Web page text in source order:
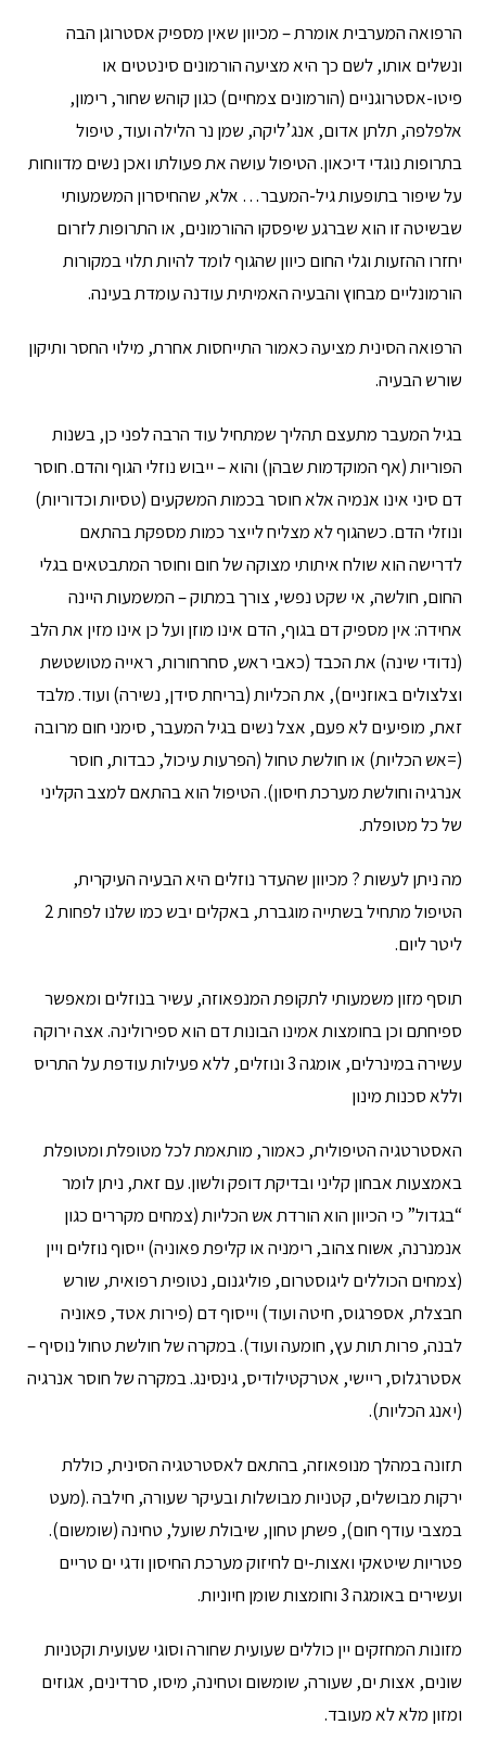
הרפואה המערבית אומרת – מכיוון שאין מספיק אסטרוגן הבה
ונשלים אותו, לשם כך היא מציעה הורמונים סינטטים או
פיטו-אסטרוגניים (הורמונים צמחיים) כגון קוהש שחור, רימון,
אלפלפה, תלתן אדום, אנג’ליקה, שמן נר הלילה ועוד, טיפול
בתרופות נוגדי דיכאון. הטיפול עושה את פעולתו ואכן נשים מדווחות
על שיפור בתופעות גיל-המעבר… אלא, שהחיסרון המשמעותי
שבשיטה זו הוא שברגע שיפסקו ההורמונים, או התרופות לזרום
יחזרו ההזעות וגלי החום כיוון שהגוף לומד להיות תלוי במקורות
הורמונליים מבחוץ והבעיה האמיתית עודנה עומדת בעינה.
הרפואה הסינית מציעה כאמור התייחסות אחרת, מילוי החסר ותיקון
שורש הבעיה.
בגיל המעבר מתעצם תהליך שמתחיל עוד הרבה לפני כן, בשנות
הפוריות (אף המוקדמות שבהן) והוא – ייבוש נוזלי הגוף והדם. חוסר
דם סיני אינו אנמיה אלא חוסר בכמות המשקעים (טסיות וכדוריות)
ונוזלי הדם. כשהגוף לא מצליח לייצר כמות מספקת בהתאם
לדרישה הוא שולח איתותי מצוקה של חום וחוסר המתבטאים בגלי
החום, חולשה, אי שקט נפשי, צורך במתוק – המשמעות היינה
אחידה: אין מספיק דם בגוף, הדם אינו מוזן ועל כן אינו מזין את הלב
(נדודי שינה) את הכבד (כאבי ראש, סחרחורות, ראייה מטושטשת
וצלצולים באוזניים), את הכליות (בריחת סידן, נשירה) ועוד. מלבד
זאת, מופיעים לא פעם, אצל נשים בגיל המעבר, סימני חום מרובה
(=אש הכליות) או חולשת טחול (הפרעות עיכול, כבדות, חוסר
אנרגיה וחולשת מערכת חיסון). הטיפול הוא בהתאם למצב הקליני
של כל מטופלת.
מה ניתן לעשות ? מכיוון שהעדר נוזלים היא הבעיה העיקרית,
הטיפול מתחיל בשתייה מוגברת, באקלים יבש כמו שלנו לפחות 2
ליטר ליום.
תוסף מזון משמעותי לתקופת המנפאוזה, עשיר בנוזלים ומאפשר
ספיחתם וכן בחומצות אמינו הבונות דם הוא ספירולינה. אצה ירוקה
עשירה במינרלים, אומגה 3 ונוזלים, ללא פעילות עודפת על התריס
וללא סכנות מינון
האסטרטגיה הטיפולית, כאמור, מותאמת לכל מטופלת ומטופלת
באמצעות אבחון קליני ובדיקת דופק ולשון. עם זאת, ניתן לומר
“בגדול” כי הכיוון הוא הורדת אש הכליות (צמחים מקררים כגון
אנמנרנה, אשוח צהוב, רימניה או קליפת פאוניה) ייסוף נוזלים ויין
(צמחים הכוללים ליגוסטרום, פוליגנום, נטופית רפואית, שורש
חבצלת, אספרגוס, חיטה ועוד) וייסוף דם (פירות אטד, פאוניה
לבנה, פרות תות עץ, חומעה ועוד). במקרה של חולשת טחול נוסיף –
אסטרגלוס, ריישי, אטרקטילודיס, גינסינג. במקרה של חוסר אנרגיה
(יאנג הכליות).
תזונה במהלך מנופאוזה, בהתאם לאסטרטגיה הסינית, כוללת
ירקות מבושלים, קטניות מבושלות ובעיקר שעורה, חילבה .(מעט
במצבי עודף חום), פשתן טחון, שיבולת שועל, טחינה (שומשום).
פטריות שיטאקי ואצות-ים לחיזוק מערכת החיסון ודגי ים טריים
ועשירים באומגה 3 וחומצות שומן חיוניות.
מזונות המחזקים יין כוללים שעועית שחורה וסוגי שעועית וקטניות
שונים, אצות ים, שעורה, שומשום וטחינה, מיסו, סרדינים, אגוזים
ומזון מלא לא מעובד.